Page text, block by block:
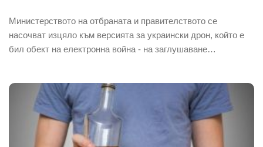
Министерството на отбраната и правителството се
насочват изцяло към версията за украински дрон, който е
бил обект на електронна война - на заглушаване…